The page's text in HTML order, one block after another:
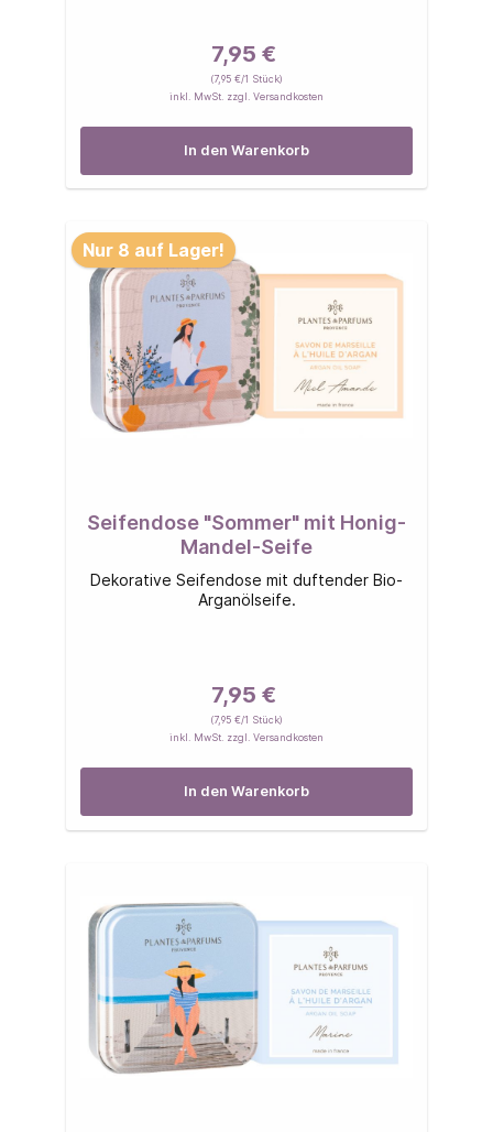
7,95 €
(7,95 €/1 Stück)
inkl. MwSt. zzgl. Versandkosten
In den Warenkorb
Nur 8 auf Lager!
Seifendose "Sommer" mit Honig-
Mandel-Seife
Dekorative Seifendose mit duftender Bio-
Arganölseife.
7,95 €
(7,95 €/1 Stück)
inkl. MwSt. zzgl. Versandkosten
In den Warenkorb